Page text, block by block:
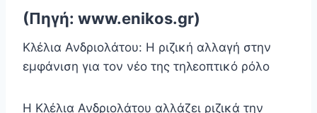
(Πηγή: www.enikos.gr)
Κλέλια Ανδριολάτου: Η ριζική αλλαγή στην
εμφάνιση για τον νέο της τηλεοπτικό ρόλο
Η Κλέλια Ανδριολάτου αλλάζει ριζικά την